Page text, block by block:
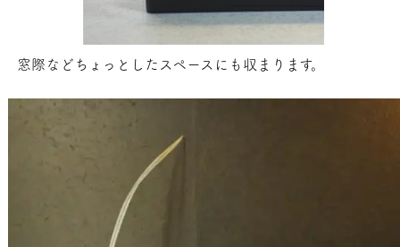
窓際などちょっとしたスペースにも収まります。